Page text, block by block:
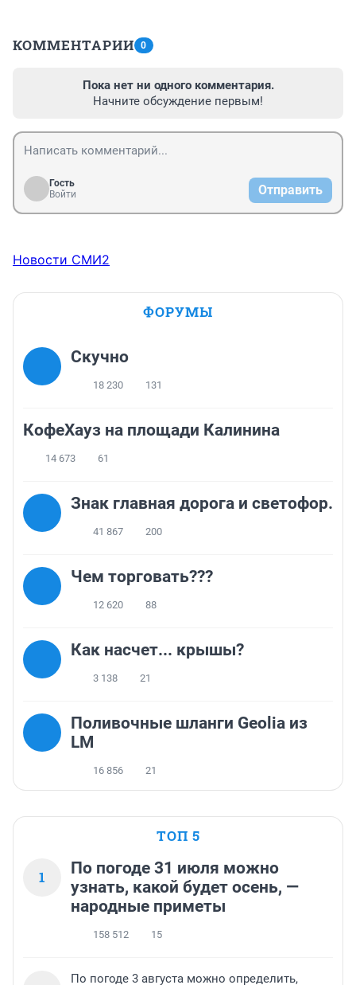
КОММЕНТАРИИ 0
Пока нет ни одного комментария.
Начните обсуждение первым!
Гость
Войти
Отправить
Новости СМИ2
ФОРУМЫ
Скучно
18 230 131
КофеХауз на площади Калинина
14 673 61
Знак главная дорога и светофор.
41 867 200
Чем торговать???
12 620 88
Как насчет... крышы?
3 138 21
Поливочные шланги Geolia из
LM
16 856 21
ТОП 5
1
По погоде 31 июля можно
узнать, какой будет осень, —
народные приметы
158 512 15
По погоде 3 августа можно определить,